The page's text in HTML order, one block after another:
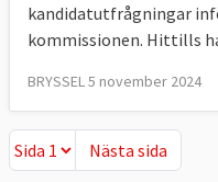
kandidatutfrågningar
kommissionen. Hittills
BRYSSEL 5 november 2024
Nästa sida
Nästa sida